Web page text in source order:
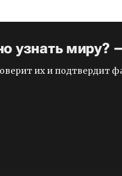
узнать миру?
их и подтвердит